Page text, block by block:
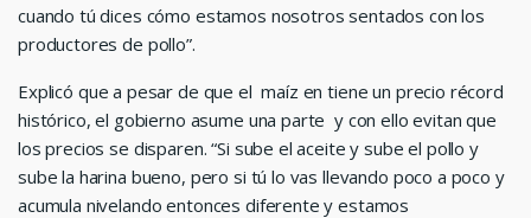
cuando tú dices cómo estamos nosotros sentados con los
productores de pollo”.
Explicó que a pesar de que el maíz en tiene un precio récord
histórico, el gobierno asume una parte y con ello evitan que
los precios se disparen. “Si sube el aceite y sube el pollo y
sube la harina bueno, pero si tú lo vas llevando poco a poco y
acumula nivelando entonces diferente y estamos